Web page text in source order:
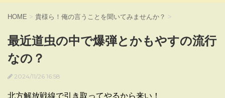
HOME > 貴様ら！俺の言うことを聞いてみませんか？ >
最近道虫の中で爆弾とかもやすの流行
なの？
2024/11/26 16:58
北方解放戦線で引き取ってやるから来い！